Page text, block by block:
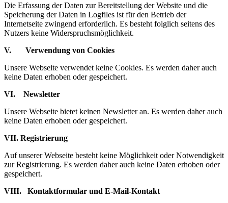
Die Erfassung der Daten zur Bereitstellung der Website und die
Speicherung der Daten in Logfiles ist für den Betrieb der
Internetseite zwingend erforderlich. Es besteht folglich seitens des
Nutzers keine Widerspruchsmöglichkeit.
V. Verwendung von Cookies
Unsere Webseite verwendet keine Cookies. Es werden daher auch
keine Daten erhoben oder gespeichert.
VI. Newsletter
Unsere Webseite bietet keinen Newsletter an. Es werden daher auch
keine Daten erhoben oder gespeichert.
VII. Registrierung
Auf unserer Webseite besteht keine Möglichkeit oder Notwendigkeit
zur Registrierung. Es werden daher auch keine Daten erhoben oder
gespeichert.
VIII. Kontaktformular und E-Mail-Kontakt